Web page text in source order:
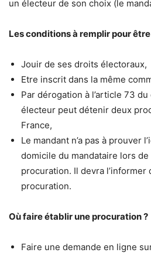
un électeur de son choix (le
Les conditions à remplir pour
Jouir de ses droits électoraux,
Etre inscrit dans la même
Par dérogation à l’article 73
électeur peut détenir deux
France,
Le mandant n’a pas à prouver
domicile du mandataire lors de
procuration. Il devra l’informer
procuration.
Où faire établir une procuration ?
Faire une demande en ligne